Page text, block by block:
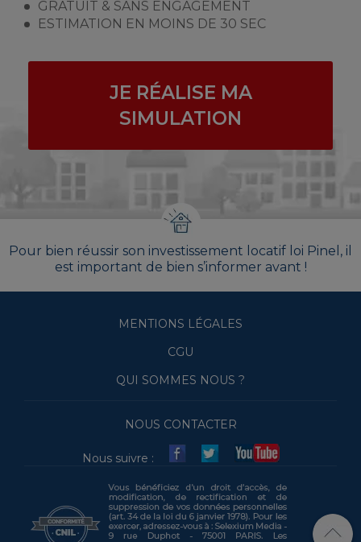
GRATUIT & SANS ENGAGEMENT
ESTIMATION EN MOINS DE 30 SEC
JE RÉALISE MA
SIMULATION
Pour bien réussir son investissement locatif loi Pinel, il
est important de bien s’informer avant !
MENTIONS LÉGALES
CGU
QUI SOMMES NOUS ?
NOUS CONTACTER
Nous suivre :